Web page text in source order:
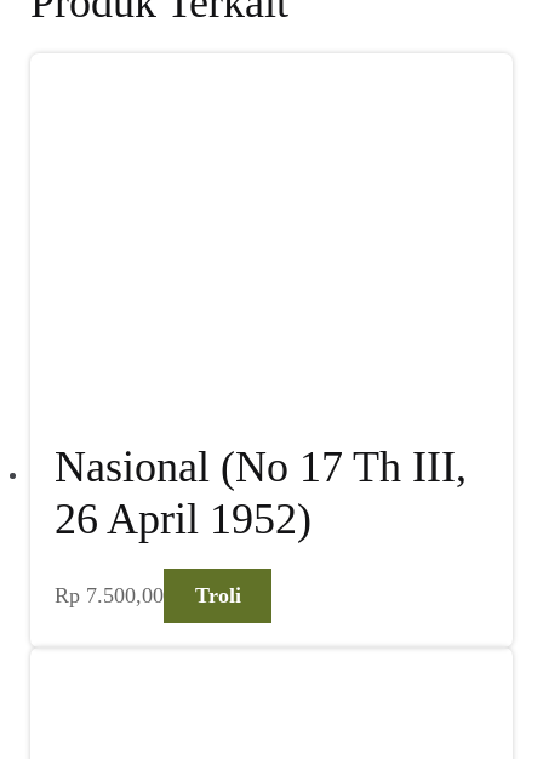
Nasional (No 17 Th III,
26 April 1952)
Rp 7.500,00 Troli